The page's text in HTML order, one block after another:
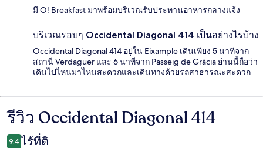
มี O! Breakfast มาพร้อมบริเวณรับประทานอาหารกลางแจ้ง
บริเวณรอบๆ Occidental Diagonal 414 เป็นอย่างไรบ้าง
Occidental Diagonal 414 อยู่ใน Eixample เดินเพียง 5 นาทีจาก
สถานี Verdaguer และ 6 นาทีจาก Passeig de Gràcia ย่านนี้ถือว่า
เดินไปไหนมาไหนสะดวกและเดินทางด้วยรถสาธารณะสะดวก
รีวิว
รีวิว Occidental Diagonal 414
9.4 ไร้ที่ติ